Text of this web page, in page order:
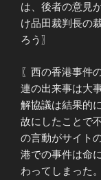
は、後者の意見
け品田裁判長の
ろう〗
〖西の香港事件
連の出来事は大
解協議は結果的
故にしたことで
の言動がサイト
港での事件は命
わってしまった